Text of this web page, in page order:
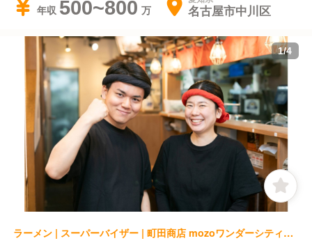
年収 500~800 名古屋市中川区
1/4
ラーメン | スーパーバイザー | 町田商店 mozoワンダーシティ店(愛知県名古屋市西区)